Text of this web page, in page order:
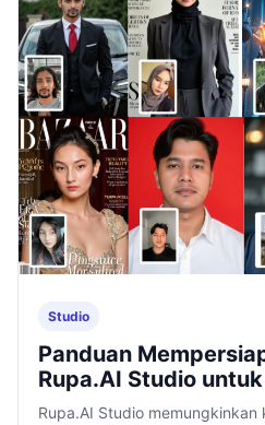
Studio
Panduan
Rupa.AI Studio
Rupa.AI Studio